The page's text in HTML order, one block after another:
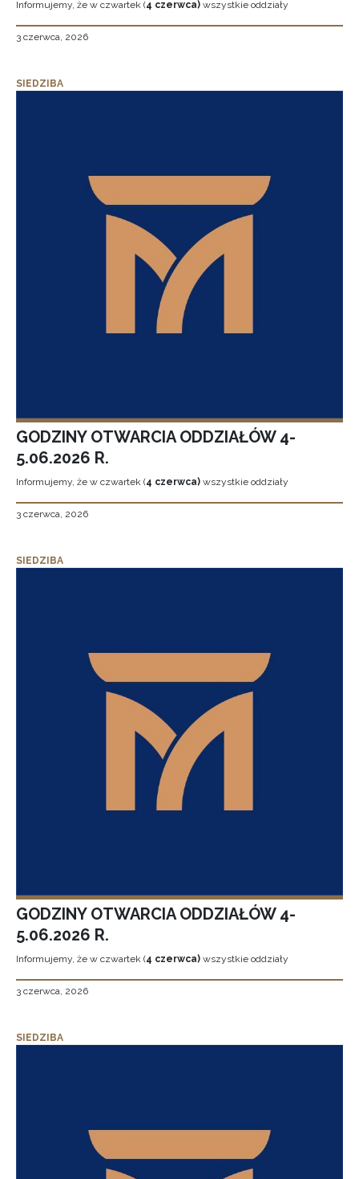
Informujemy, że w czwartek (4 czerwca) wszystkie oddziały
3 czerwca, 2026
SIEDZIBA
GODZINY OTWARCIA ODDZIAŁÓW 4-
5.06.2026 R.
Informujemy, że w czwartek (4 czerwca) wszystkie oddziały
3 czerwca, 2026
SIEDZIBA
GODZINY OTWARCIA ODDZIAŁÓW 4-
5.06.2026 R.
Informujemy, że w czwartek (4 czerwca) wszystkie oddziały
3 czerwca, 2026
SIEDZIBA